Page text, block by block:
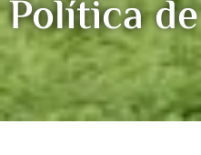
Política